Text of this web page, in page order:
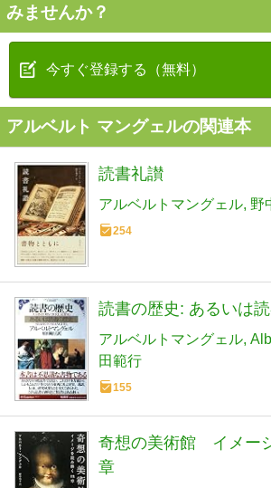
みませんか？
今すぐ登録する（無料）
アルベルト マングェルの関連本
読書礼讃
アルベルトマングェル 野
254
読書の歴史: あるいは
アルベルトマングェル
田範行
155
奇想の美術館 イメー
章